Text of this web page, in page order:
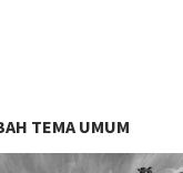
TEMA UMUM